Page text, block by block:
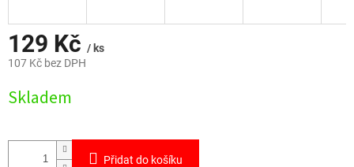
129 Kč / ks
107 Kč bez DPH
cena:
Skladem
Přidat do košíku